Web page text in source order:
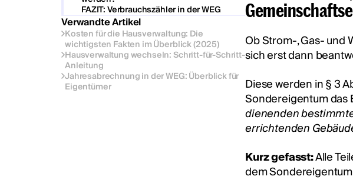
FAZIT: Verbrauchszähler in der WEG
Verwandte Artikel
Kosten für die Hausverwaltung: Die
wichtigsten Fakten im Überblick (2025)
Hausverwaltung wechseln: Schritt-für-Schritt-
Anleitung
Jahresabrechnung in der WEG: Überblick für
Eigentümer
Ob Strom-, Gas- und
sich erst dann
Diese werden in § 3
Sondereigentum das
dienenden
errichtenden
Kurz gefasst:Alle
dem